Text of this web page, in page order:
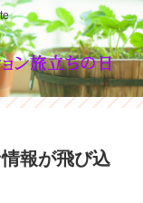
報が飛び込